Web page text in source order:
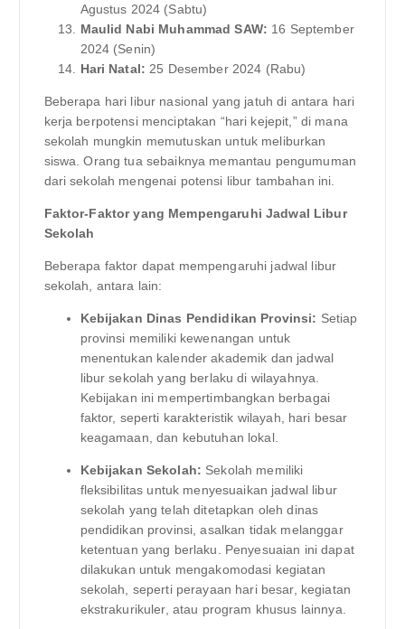
Agustus 2024 (Sabtu)
Maulid Nabi Muhammad SAW: 16 September
2024 (Senin)
Hari Natal: 25 Desember 2024 (Rabu)
Beberapa hari libur nasional yang jatuh di antara hari
kerja berpotensi menciptakan “hari kejepit,” di mana
sekolah mungkin memutuskan untuk meliburkan
siswa. Orang tua sebaiknya memantau pengumuman
dari sekolah mengenai potensi libur tambahan ini.
Faktor-Faktor yang Mempengaruhi Jadwal Libur
Sekolah
Beberapa faktor dapat mempengaruhi jadwal libur
sekolah, antara lain:
Kebijakan Dinas Pendidikan Provinsi: Setiap
provinsi memiliki kewenangan untuk
menentukan kalender akademik dan jadwal
libur sekolah yang berlaku di wilayahnya.
Kebijakan ini mempertimbangkan berbagai
faktor, seperti karakteristik wilayah, hari besar
keagamaan, dan kebutuhan lokal.
Kebijakan Sekolah: Sekolah memiliki
fleksibilitas untuk menyesuaikan jadwal libur
sekolah yang telah ditetapkan oleh dinas
pendidikan provinsi, asalkan tidak melanggar
ketentuan yang berlaku. Penyesuaian ini dapat
dilakukan untuk mengakomodasi kegiatan
sekolah, seperti perayaan hari besar, kegiatan
ekstrakurikuler, atau program khusus lainnya.